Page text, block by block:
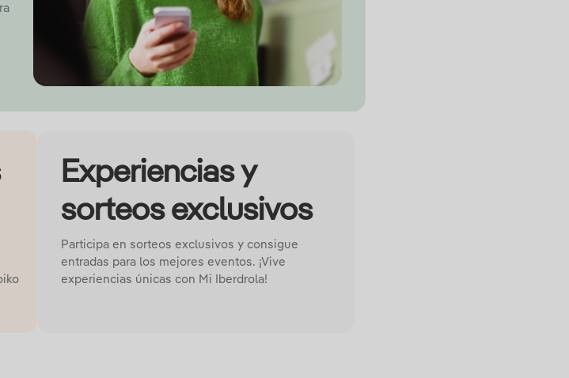
Experiencias y
sorteos exclusivos
Participa en sorteos exclusivos y consigue
entradas para los mejores eventos. ¡Vive
experiencias únicas con Mi Iberdrola!